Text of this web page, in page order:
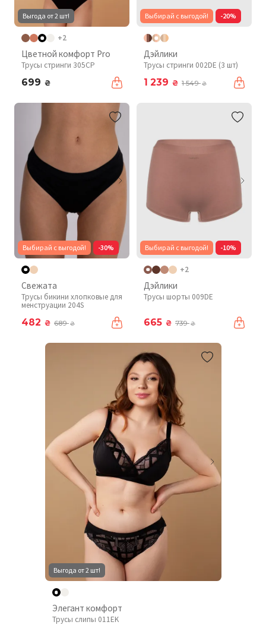
Выгода от 2 шт!
+2
Цветной комфорт Pro
Трусы стринги 305CP
699 ₴
Выбирай с выгодой! -20%
Дэйлики
Трусы стринги 002DE (3 шт)
1 239 ₴ 1 549₴
Выбирай с выгодой! -30%
Свежата
Трусы бикини хлопковые для
менструации 204S
482 ₴ 689₴
Выбирай с выгодой! -10%
+2
Дэйлики
Трусы шорты 009DE
665 ₴ 739₴
Выгода от 2 шт!
Элегант комфорт
Трусы слипы 011EK